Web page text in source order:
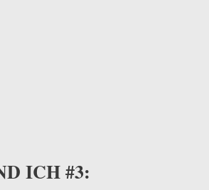
ICH #3: